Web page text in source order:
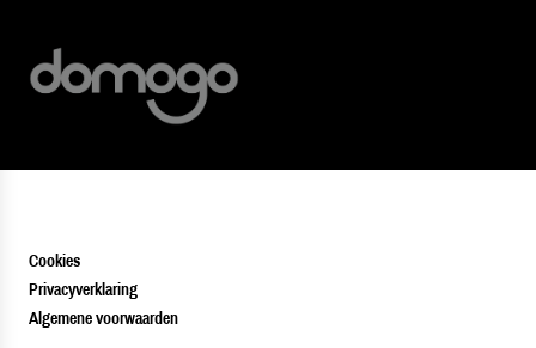
Cookies
Privacyverklaring
Algemene voorwaarden